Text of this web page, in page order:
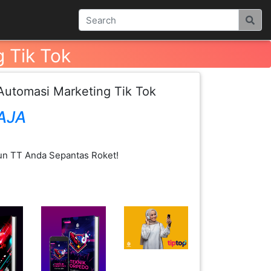
Tik Tok
Marketing Tik Tok
TT Anda Sepantas Roket!